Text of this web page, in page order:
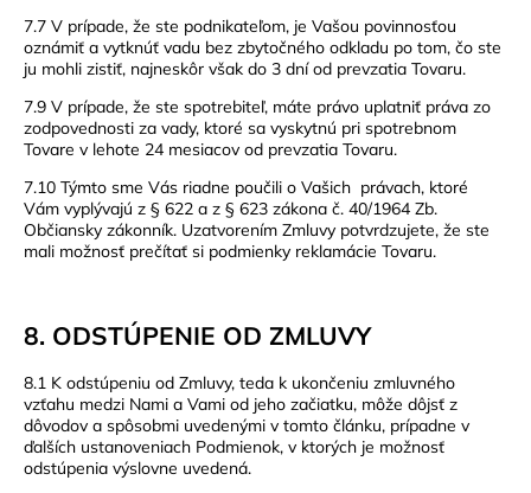
7.7 V prípade, že ste podnikateľom, je Vašou povinnosťou
oznámiť a vytknúť vadu bez zbytočného odkladu po tom, čo ste
ju mohli zistiť, najneskôr však do 3 dní od prevzatia Tovaru.
7.9 V prípade, že ste spotrebiteľ, máte právo uplatniť práva zo
zodpovednosti za vady, ktoré sa vyskytnú pri spotrebnom
Tovare v lehote 24 mesiacov od prevzatia Tovaru.
7.10 Týmto sme Vás riadne poučili o Vašich právach, ktoré
Vám vyplývajú z § 622 a z § 623 zákona č. 40/1964 Zb.
Občiansky zákonník. Uzatvorením Zmluvy potvrdzujete, že ste
mali možnosť prečítať si podmienky reklamácie Tovaru.
8. ODSTÚPENIE OD ZMLUVY
8.1 K odstúpeniu od Zmluvy, teda k ukončeniu zmluvného
vzťahu medzi Nami a Vami od jeho začiatku, môže dôjsť z
dôvodov a spôsobmi uvedenými v tomto článku, prípadne v
ďalších ustanoveniach Podmienok, v ktorých je možnosť
odstúpenia výslovne uvedená.